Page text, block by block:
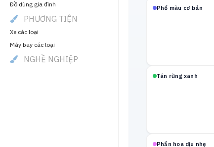
Đồ dùng gia đình
PHƯƠNG TIỆN
Xe các loại
Máy bay các loại
NGHỀ NGHIỆP
Phổ màu cơ bản
Tán rừng xanh
Phấn hoa dịu nhẹ